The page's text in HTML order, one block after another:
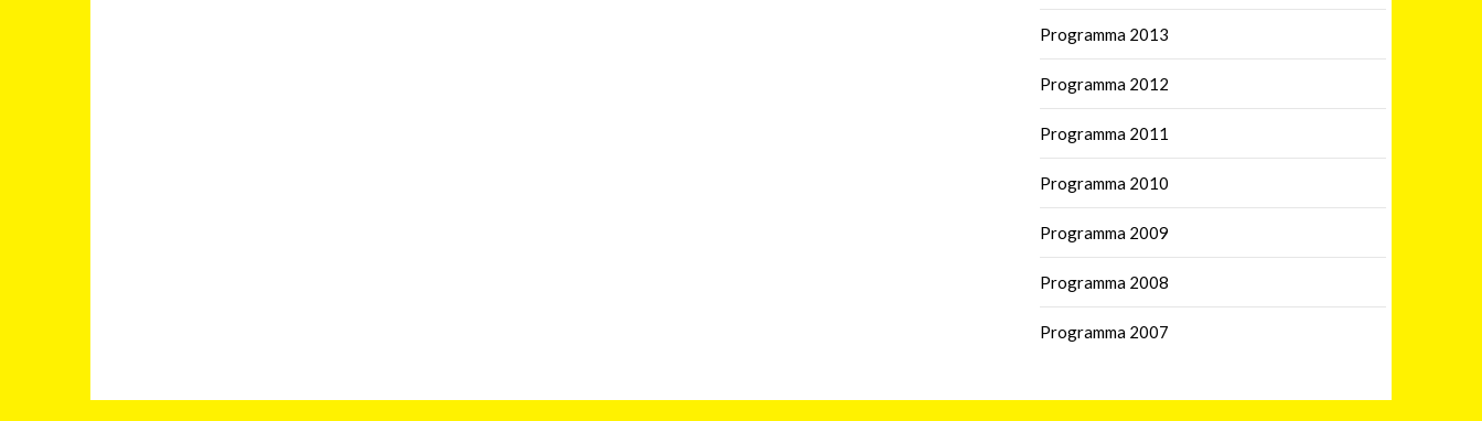
Programma 2013
Programma 2012
Programma 2011
Programma 2010
Programma 2009
Programma 2008
Programma 2007